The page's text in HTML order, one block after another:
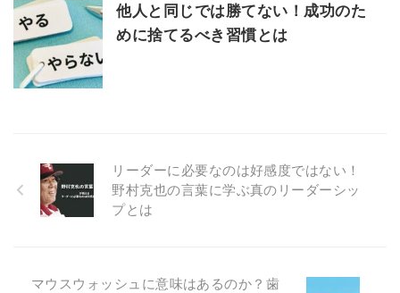
他人と同じでは勝てない！成功のた
めに捨てるべき習慣とは
リーダーに必要なのは好感度ではない！
野村克也の言葉に学ぶ真のリーダーシッ
プとは
マウスウォッシュに意味はあるのか？歯